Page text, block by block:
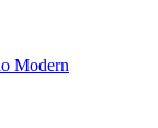
Modern